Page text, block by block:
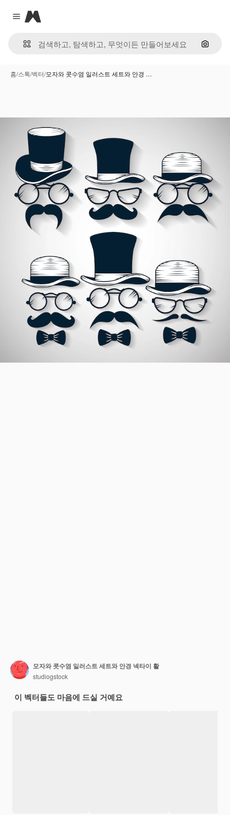
Close menu
Magnific
이미지
홈/스톡/벡터/모자와 콧수염 일러스트 세트와 안경 …
모자와 콧수염 일러스트 세트와 안경 넥타이 활
studiogstock
이 벡터들도 마음에 드실 거예요